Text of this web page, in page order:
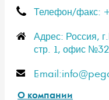
Телефон/факс:
Адрес: Россия,
стр. 1, офис
E-
О компании